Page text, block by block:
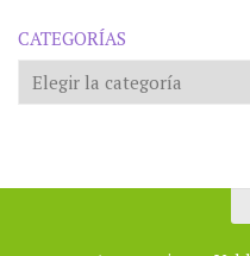
CATEGORÍAS
Categorías